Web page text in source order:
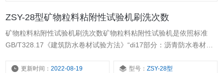
ZSY-28型矿物粒料粘附性试验机刷洗次数
矿物粒料粘附性试验机刷洗次数矿物粒料粘附性试验机是依照标准
GB/T328.17《建筑防水卷材试验方法》“di17部分：沥青防水卷材矿
矿物卷材试件刷洗至标准要求，以备矿物料粘附性的测定。
更新时间：2022-08-19 型号：ZSY-28型